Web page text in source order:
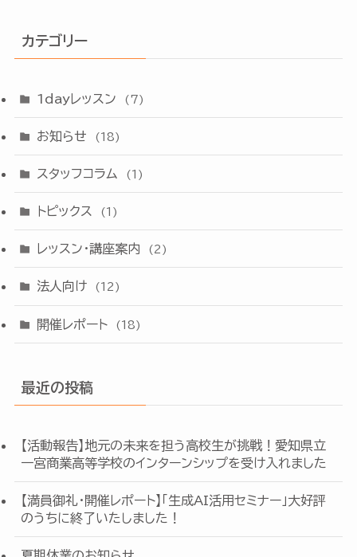
カテゴリー
1dayレッスン (7)
お知らせ (18)
スタッフコラム (1)
トピックス (1)
レッスン・講座案内 (2)
法人向け (12)
開催レポート (18)
最近の投稿
【活動報告】地元の未来を担う高校生が挑戦！愛知県立
一宮商業高等学校のインターンシップを受け入れました
【満員御礼・開催レポート】「生成AI活用セミナー」大好評
のうちに終了いたしました！